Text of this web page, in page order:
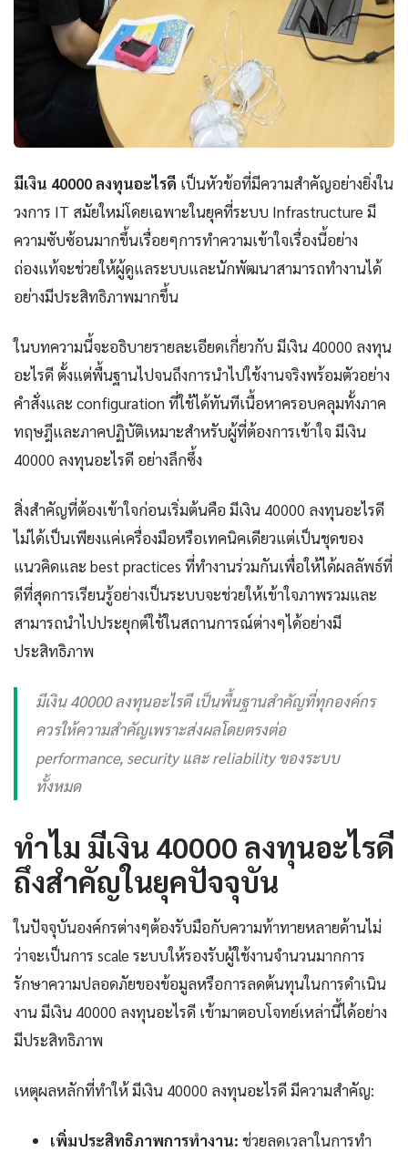
มีเงิน 40000 ลงทุนอะไรดี เป็นหัวข้อที่มีความสำคัญอย่างยิ่งใน
วงการ IT สมัยใหม่โดยเฉพาะในยุคที่ระบบ Infrastructure มี
ความซับซ้อนมากขึ้นเรื่อยๆการทำความเข้าใจเรื่องนี้อย่าง
ถ่องแท้จะช่วยให้ผู้ดูแลระบบและนักพัฒนาสามารถทำงานได้
อย่างมีประสิทธิภาพมากขึ้น
ในบทความนี้จะอธิบายรายละเอียดเกี่ยวกับ มีเงิน 40000 ลงทุน
อะไรดี ตั้งแต่พื้นฐานไปจนถึงการนำไปใช้งานจริงพร้อมตัวอย่าง
คำสั่งและ configuration ที่ใช้ได้ทันทีเนื้อหาครอบคลุมทั้งภาค
ทฤษฎีและภาคปฏิบัติเหมาะสำหรับผู้ที่ต้องการเข้าใจ มีเงิน
40000 ลงทุนอะไรดี อย่างลึกซึ้ง
สิ่งสำคัญที่ต้องเข้าใจก่อนเริ่มต้นคือ มีเงิน 40000 ลงทุนอะไรดี
ไม่ได้เป็นเพียงแค่เครื่องมือหรือเทคนิคเดียวแต่เป็นชุดของ
แนวคิดและ best practices ที่ทำงานร่วมกันเพื่อให้ได้ผลลัพธ์ที่
ดีที่สุดการเรียนรู้อย่างเป็นระบบจะช่วยให้เข้าใจภาพรวมและ
สามารถนำไปประยุกต์ใช้ในสถานการณ์ต่างๆได้อย่างมี
ประสิทธิภาพ
มีเงิน 40000 ลงทุนอะไรดี เป็นพื้นฐานสำคัญที่ทุกองค์กร
ควรให้ความสำคัญเพราะส่งผลโดยตรงต่อ
performance, security และ reliability ของระบบ
ทั้งหมด
ทำไม มีเงิน 40000 ลงทุนอะไรดี
ถึงสำคัญในยุคปัจจุบัน
ในปัจจุบันองค์กรต่างๆต้องรับมือกับความท้าทายหลายด้านไม่
ว่าจะเป็นการ scale ระบบให้รองรับผู้ใช้งานจำนวนมากการ
รักษาความปลอดภัยของข้อมูลหรือการลดต้นทุนในการดำเนิน
งาน มีเงิน 40000 ลงทุนอะไรดี เข้ามาตอบโจทย์เหล่านี้ได้อย่าง
มีประสิทธิภาพ
เหตุผลหลักที่ทำให้ มีเงิน 40000 ลงทุนอะไรดี มีความสำคัญ:
เพิ่มประสิทธิภาพการทำงาน: ช่วยลดเวลาในการทำ